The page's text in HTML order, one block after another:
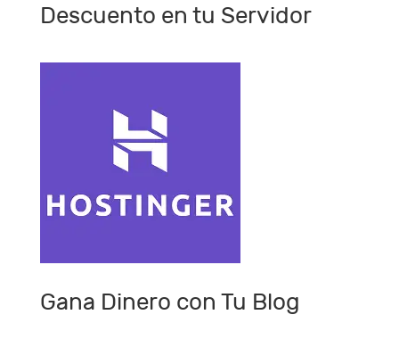
Descuento en tu Servidor
Gana Dinero con Tu Blog